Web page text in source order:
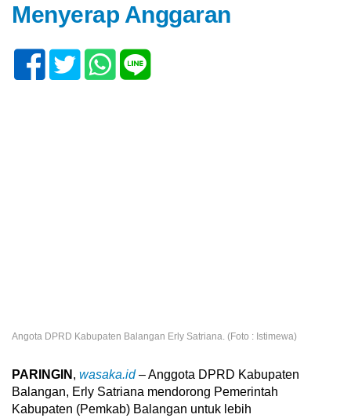
Menyerap Anggaran
Angota DPRD Kabupaten Balangan Erly Satriana. (Foto : Istimewa)
PARINGIN , wasaka.id– Anggota DPRD Kabupaten
Balangan, Erly Satriana mendorong Pemerintah
Kabupaten (Pemkab) Balangan untuk lebih